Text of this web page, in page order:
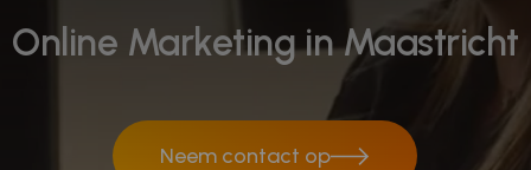
Online Marketing in Maastricht
Neem contact op